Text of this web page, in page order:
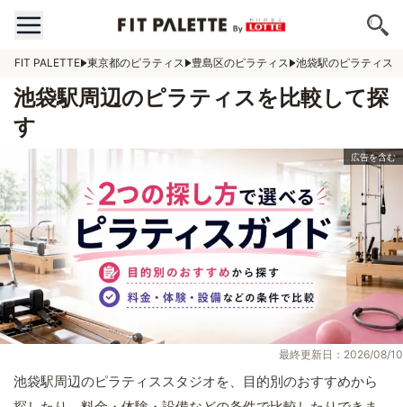
FIT PALETTE 東京都のピラティス 豊島区のピラティス 池袋駅のピラティス
池袋駅周辺のピラティスを比較して探
す
最終更新日：2026/08/10
池袋駅周辺のピラティススタジオを、目的別のおすすめから